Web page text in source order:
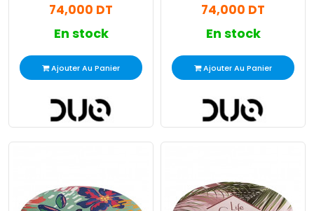
74,000 DT
En stock
Ajouter Au Panier
74,000 DT
En stock
Ajouter Au Panier